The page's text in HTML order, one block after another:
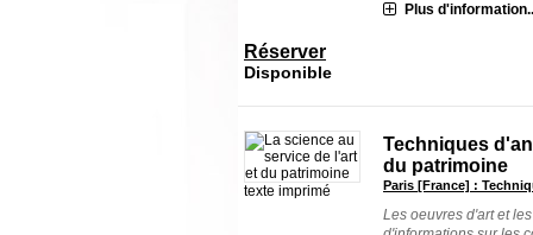
Plus
Réserver
Disponible
texte imprimé
Techniques
du patrimoine
Paris [France] :
Les oeuvres d'art et